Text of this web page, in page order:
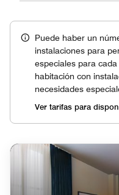
Puede haber un
instalaciones para
especiales para
habitación con
necesidades
Ver tarifas para